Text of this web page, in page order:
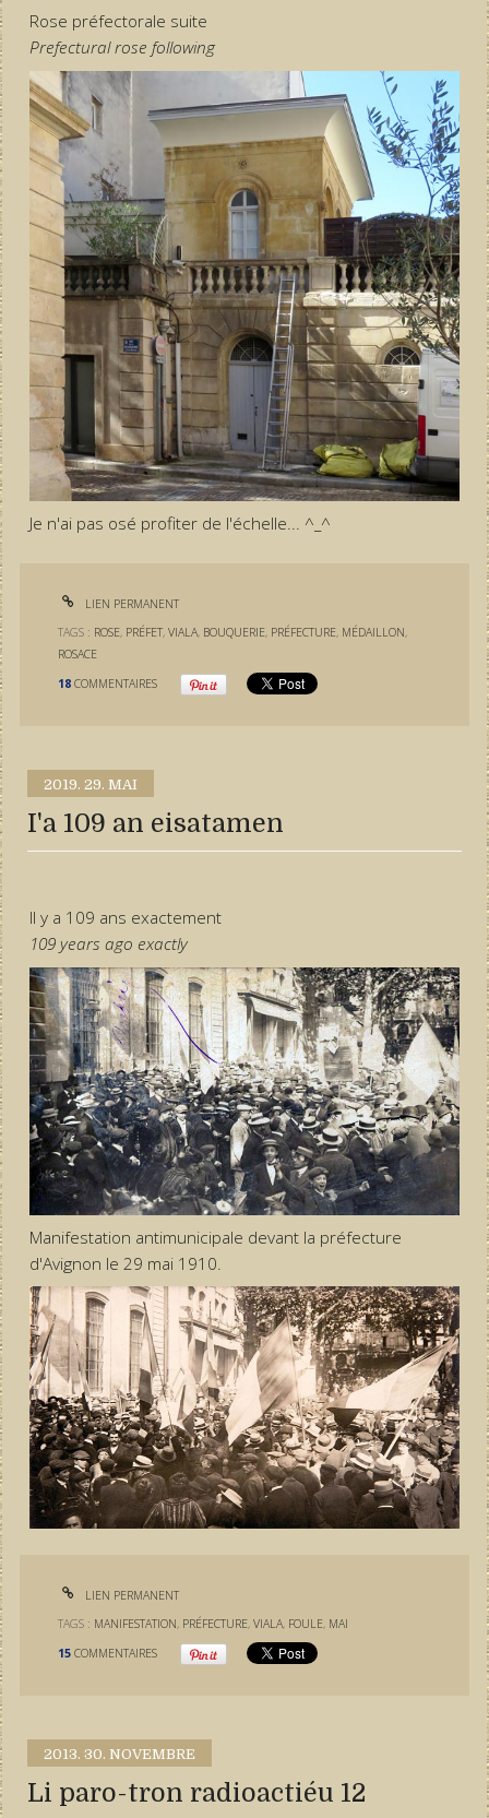
Rose préfectorale suite
Prefectural rose following
Je n'ai pas osé profiter de l'échelle... ^_^
LIEN PERMANENT
TAGS : ROSE, PRÉFET,VIALA, BOUQUERIE, PRÉFECTURE, MÉDAILLON,
ROSACE
18 COMMENTAIRES
2019. 29. MAI
I'a 109 an eisatamen
Il y a 109 ans exactement
109 years ago exactly
Manifestation antimunicipale devant la préfecture
d'Avignon le 29 mai 1910.
LIEN PERMANENT
TAGS : MANIFESTATION, PRÉFECTURE,VIALA, FOULE, MAI
15 COMMENTAIRES
2013. 30. NOVEMBRE
Li paro-tron radioactiéu 12